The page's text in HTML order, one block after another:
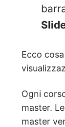
Ecco
Ogni
master.
master